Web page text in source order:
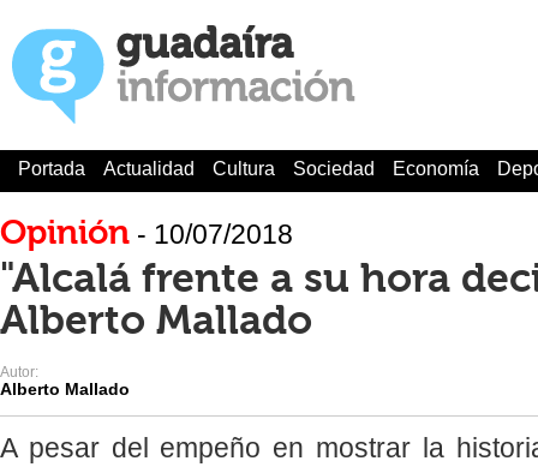
Portada Actualidad Cultura Sociedad Economía
Opinión - 10/07/2018
"Alcalá frente a su hora
Alberto Mallado
Autor:
Alberto Mallado
A pesar del empeño en mostrar la